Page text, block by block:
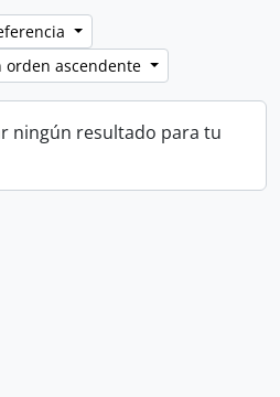
orden ascendente
ningún resultado para tu